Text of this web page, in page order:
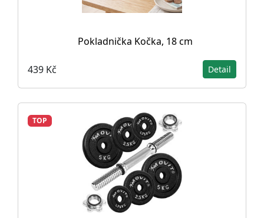
Pokladnička Kočka, 18 cm
439 Kč Detail
TOP